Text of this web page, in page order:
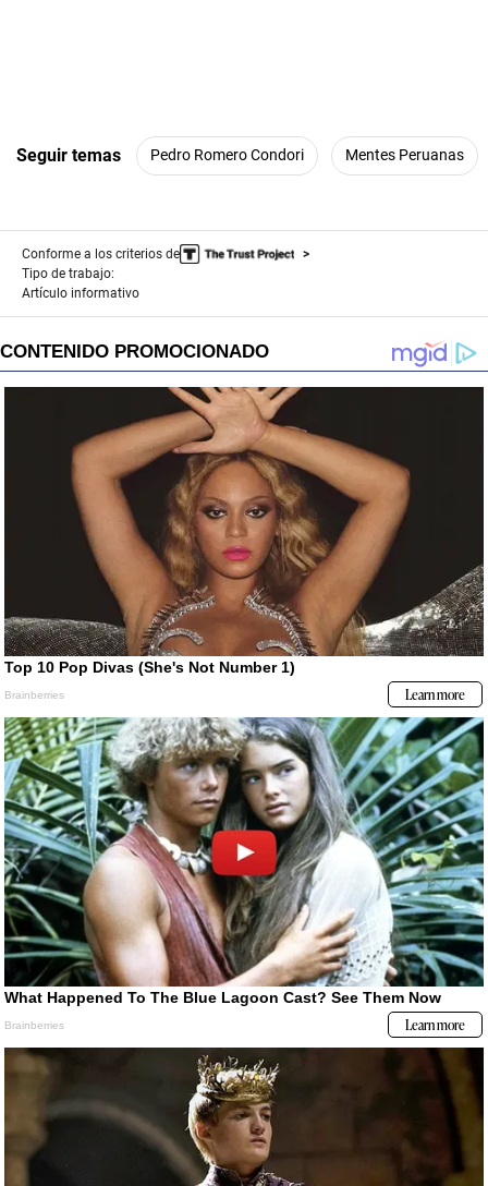
Seguir temas Pedro Romero Condori Mentes Peruanas
Conforme a los criterios de
Tipo de trabajo:
Artículo informativo